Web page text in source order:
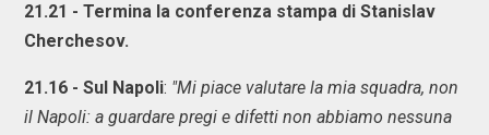
21.21 - Termina la conferenza stampa di Stanislav
Cherchesov.
21.16 - Sul Napoli: "Mi piace valutare la mia squadra, non
il Napoli: a guardare pregi e difetti non abbiamo nessuna